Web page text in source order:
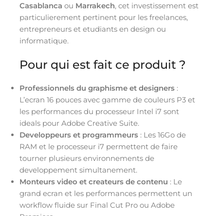
Casablanca ou Marrakech, cet investissement est
particulierement pertinent pour les freelances,
entrepreneurs et etudiants en design ou
informatique.
Pour qui est fait ce produit ?
Professionnels du graphisme et designers :
L’ecran 16 pouces avec gamme de couleurs P3 et
les performances du processeur Intel i7 sont
ideals pour Adobe Creative Suite.
Developpeurs et programmeurs : Les 16Go de
RAM et le processeur i7 permettent de faire
tourner plusieurs environnements de
developpement simultanement.
Monteurs video et createurs de contenu : Le
grand ecran et les performances permettent un
workflow fluide sur Final Cut Pro ou Adobe